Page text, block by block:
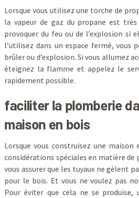
Lorsque vous utilisez une torche de
la vapeur de gaz du propane est
provoquer du feu ou de l’explosion si
l’utilisez dans un espace fermé, vous
brûler ou d’explosion. Si vous allumez
éteignez la flamme et appelez le
rapidement possible.
faciliter la plomberie
maison en bois
Lorsque vous construisez une maison
considérations spéciales en matière de
vous assurer que les tuyaux ne gèlent
pour le bois. Et vous ne voulez pas
Pour éviter que cela ne se produise,